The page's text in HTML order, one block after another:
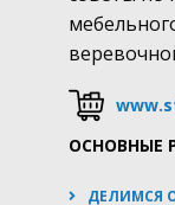
ОСНОВНЫЕ
ДЕЛИМСЯ